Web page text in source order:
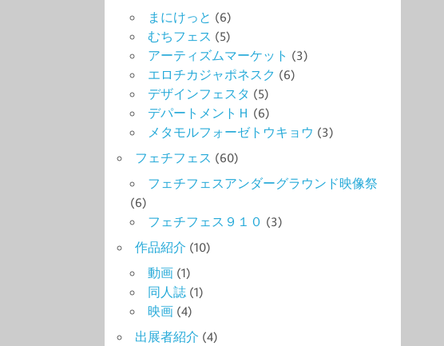
まにけっと (6)
むちフェス (5)
アーティズムマーケット (3)
エロチカジャポネスク (6)
デザインフェスタ (5)
デパートメントＨ (6)
メタモルフォーゼトウキョウ (3)
フェチフェス (60)
フェチフェスアンダーグラウンド映像祭
(6)
フェチフェス９１０ (3)
作品紹介 (10)
動画 (1)
同人誌 (1)
映画 (4)
出展者紹介 (4)